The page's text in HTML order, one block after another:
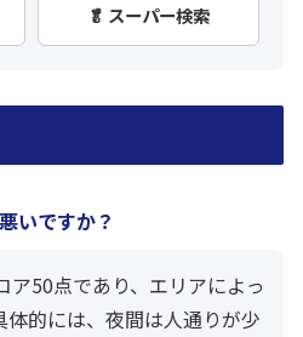
🥬 スーパー検索
いですか？
ア50点であり、エリアによっ
体的には、夜間は人通りが少